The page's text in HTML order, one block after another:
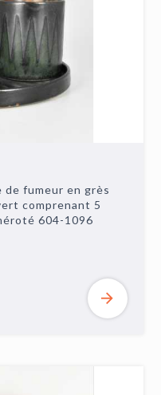
de fumeur en grès
comprenant 5
604-1096